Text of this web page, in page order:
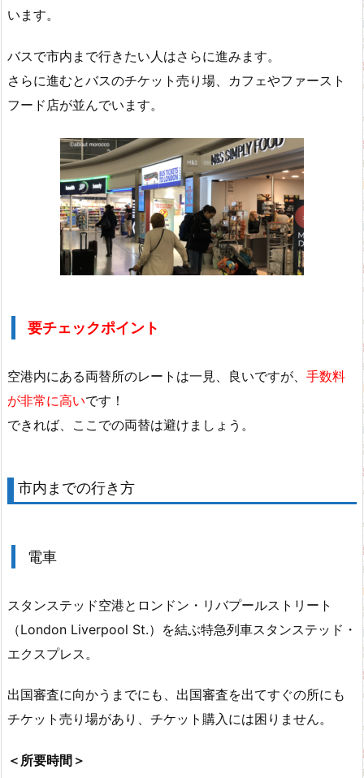
います。
バスで市内まで行きたい人はさらに進みます。
さらに進むとバスのチケット売り場、カフェやファースト
フード店が並んでいます。
要チェックポイント
空港内にある両替所のレートは一見、良いですが、 手数料
が非常に高いです！
できれば、ここでの両替は避けましょう。
市内までの行き方
電車
スタンステッド空港とロンドン・リバプールストリート
（London Liverpool St.）を結ぶ特急列車スタンステッド・
エクスプレス。
出国審査に向かうまでにも、出国審査を出てすぐの所にも
チケット売り場があり、チケット購入には困りません。
＜所要時間＞